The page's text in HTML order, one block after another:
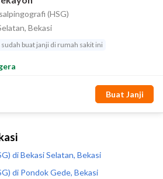
di Bekasi Selatan, Bekasi
di Pondok Gede, Bekasi